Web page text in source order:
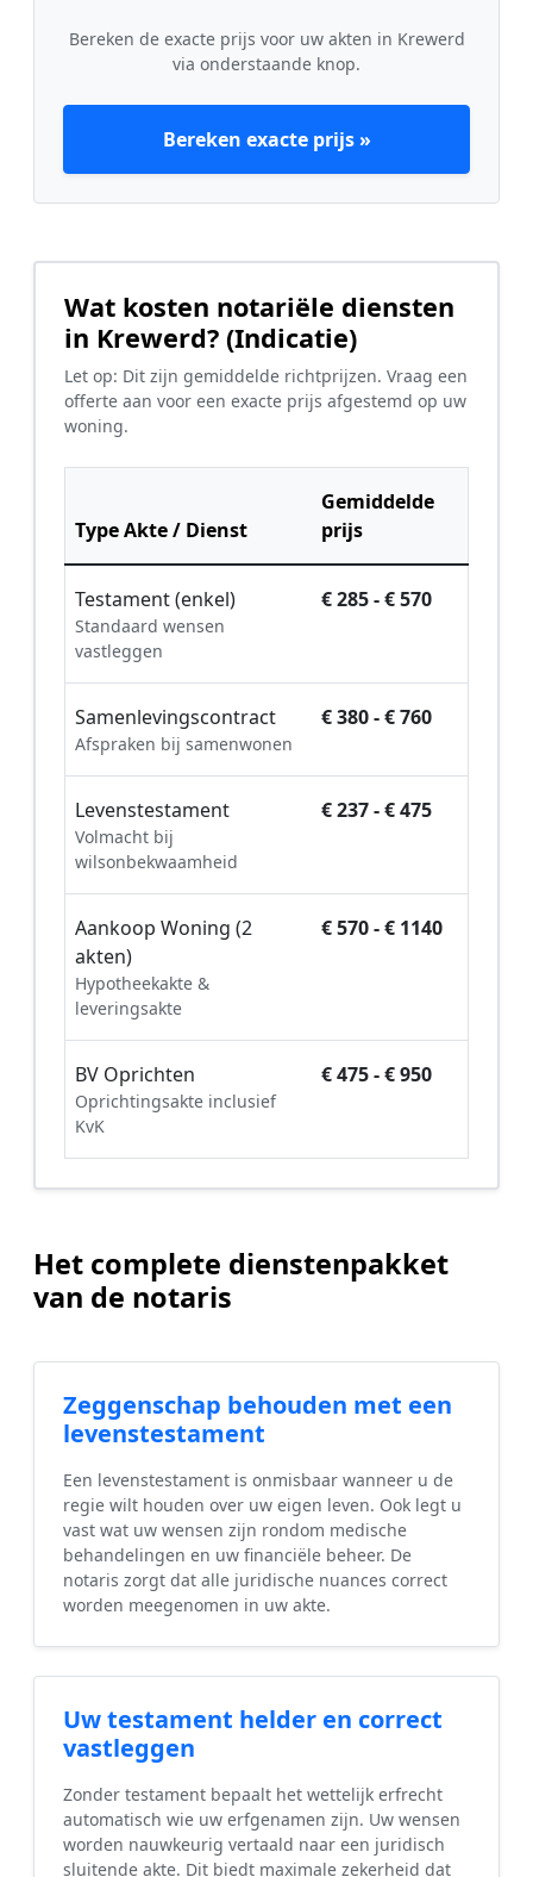
Bereken de exacte prijs voor uw akten in Krewerd
via onderstaande knop.
Bereken exacte prijs »
Wat kosten notariële diensten
in Krewerd? (Indicatie)
Let op: Dit zijn gemiddelde richtprijzen. Vraag een
offerte aan voor een exacte prijs afgestemd op uw
woning.
Type Akte / Dienst
Gemiddelde
prijs
Testament (enkel)
Standaard wensen
vastleggen
€ 285 - € 570
Samenlevingscontract
Afspraken bij samenwonen
€ 380 - € 760
Levenstestament
Volmacht bij
wilsonbekwaamheid
€ 237 - € 475
Aankoop Woning (2
akten)
Hypotheekakte &
leveringsakte
€ 570 - € 1140
BV Oprichten
Oprichtingsakte inclusief
KvK
€ 475 - € 950
Het complete dienstenpakket
van de notaris
Zeggenschap behouden met een
levenstestament
Een levenstestament is onmisbaar wanneer u de
regie wilt houden over uw eigen leven. Ook legt u
vast wat uw wensen zijn rondom medische
behandelingen en uw financiële beheer. De
notaris zorgt dat alle juridische nuances correct
worden meegenomen in uw akte.
Uw testament helder en correct
vastleggen
Zonder testament bepaalt het wettelijk erfrecht
automatisch wie uw erfgenamen zijn. Uw wensen
worden nauwkeurig vertaald naar een juridisch
sluitende akte. Dit biedt maximale zekerheid dat